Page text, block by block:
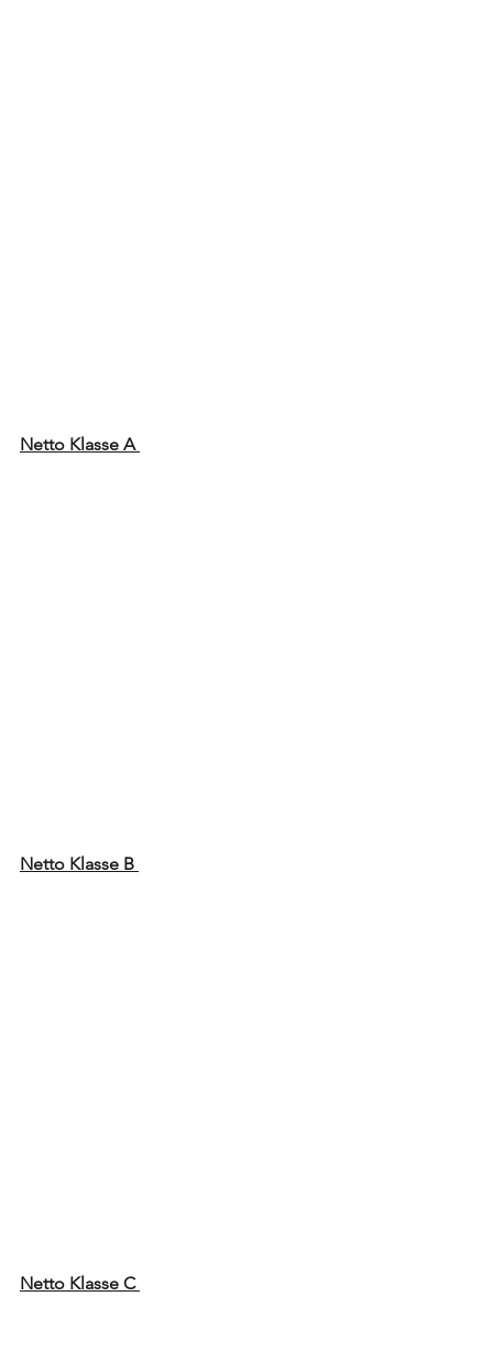
Netto Klasse A
Netto Klasse B
Netto Klasse C